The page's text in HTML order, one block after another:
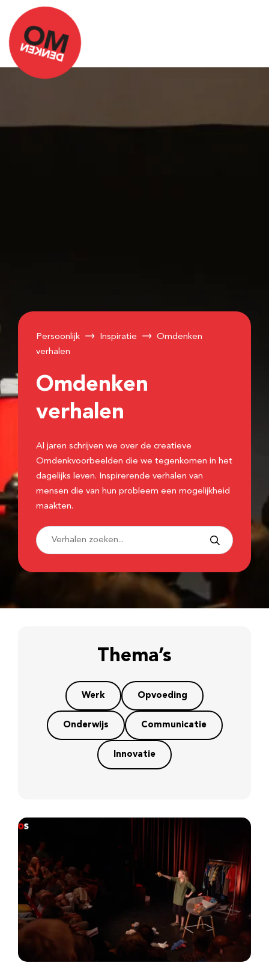
Persoonlijk Inspiratie
Omdenken
verhalen
Omdenken
verhalen
Al jaren schrijven we over de creatieve
Omdenkvoorbeelden die we tegenkomen in het
dagelijks leven. Inspirerende verhalen van
mensen die van hun probleem een mogelijkheid
maakten.
Thema’s
Werk Opvoeding
Onderwijs Communicatie
Innovatie